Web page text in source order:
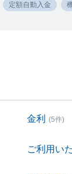
定額自動入金
金利 (5件)
ご利用い